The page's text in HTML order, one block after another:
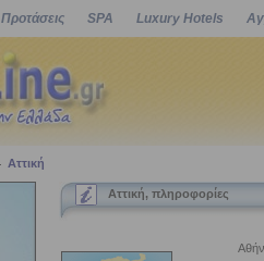
Προτάσεις SPA Luxury Hotels
Αττική
Αττική, πληροφορίες